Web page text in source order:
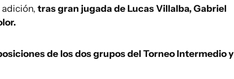
tras gran jugada de Lucas Villalba, Gabriel
de los dos grupos del Torneo Intermedio y